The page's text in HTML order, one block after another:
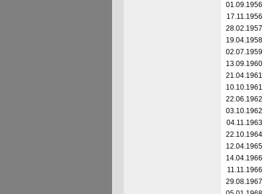
01.09.1956
17.11.1956
28.02.1957
19.04.1958
02.07.1959
13.09.1960
21.04.1961
10.10.1961
22.06.1962
03.10.1962
04.11.1963
22.10.1964
12.04.1965
14.04.1966
11.11.1966
29.08.1967